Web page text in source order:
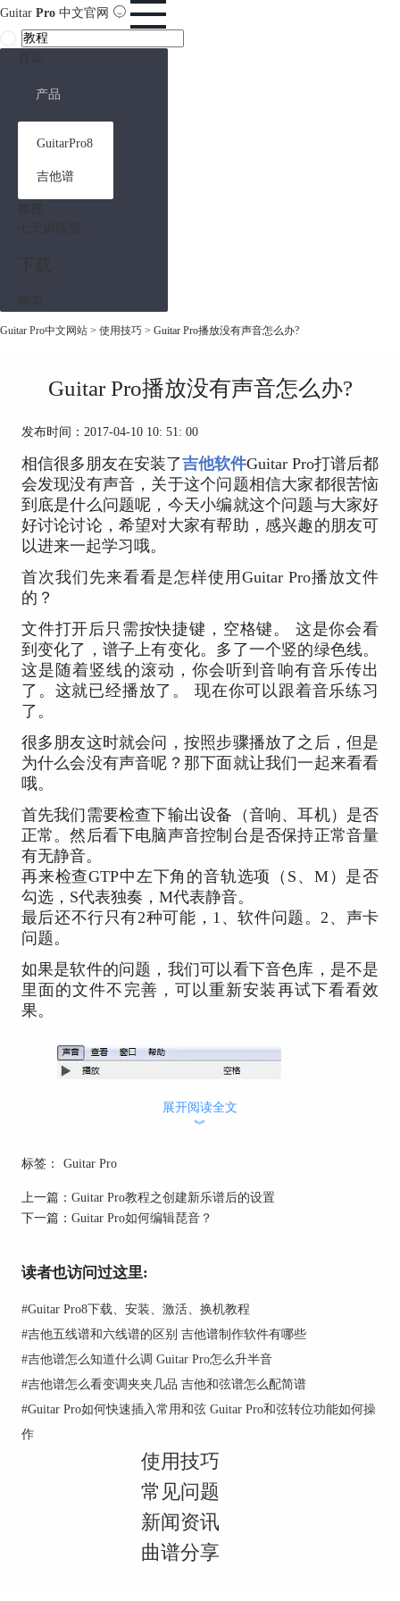
Guitar Pro 中文官网
产品
GuitarPro8
吉他谱
Guitar Pro中文网站 > 使用技巧 > Guitar Pro播放没有声音怎么办?
Guitar Pro播放没有声音怎么办?
发布时间：2017-04-10 10: 51: 00
相信很多朋友在安装了吉他软件Guitar Pro打谱后都
会发现没有声音，关于这个问题相信大家都很苦恼
到底是什么问题呢，今天小编就这个问题与大家好
好讨论讨论，希望对大家有帮助，感兴趣的朋友可
以进来一起学习哦。
首次我们先来看看是怎样使用Guitar Pro播放文件
的？
文件打开后只需按快捷键，空格键。 这是你会看
到变化了，谱子上有变化。多了一个竖的绿色线。
这是随着竖线的滚动，你会听到音响有音乐传出
了。这就已经播放了。 现在你可以跟着音乐练习
了。
很多朋友这时就会问，按照步骤播放了之后，但是
为什么会没有声音呢？那下面就让我们一起来看看
哦。
首先我们需要检查下输出设备（音响、耳机）是否
正常。然后看下电脑声音控制台是否保持正常音量
有无静音。
再来检查GTP中左下角的音轨选项（S、M）是否
勾选，S代表独奏，M代表静音。
最后还不行只有2种可能，1、软件问题。2、声卡
问题。
如果是软件的问题，我们可以看下音色库，是不是
里面的文件不完善，可以重新安装再试下看看效
果。
电脑修复软件修复，如果是电脑硬件出现了问题，
那还是建议去维修吧。
讲到这边，大家在遇到播放文件没有声音是不是心
里就不会那么着急了呢，只要找到问题所在，对症
下药，相信问题很快就可以迎刃而解的，关注
Guitar Pro中文网站，了解更多技巧使用哦，
展开阅读全文
︾
标签： Guitar Pro
上一篇： Guitar Pro教程之创建新乐谱后的设置
下一篇： Guitar Pro如何编辑琵音？
读者也访问过这里:
#Guitar Pro8下载、安装、激活、换机教程
#吉他五线谱和六线谱的区别 吉他谱制作软件有哪些
#吉他谱怎么知道什么调 Guitar Pro怎么升半音
#吉他谱怎么看变调夹夹几品 吉他和弦谱怎么配简谱
#Guitar Pro如何快速插入常用和弦 Guitar Pro和弦转位功能如何操
作
使用技巧
常见问题
新闻资讯
曲谱分享